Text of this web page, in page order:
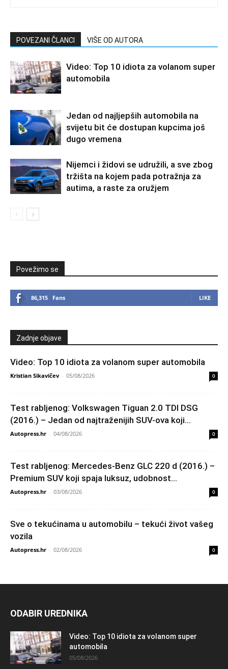
POVEZANI ČLANCI VIŠE OD AUTORA
Video: Top 10 idiota za volanom super
automobila
Jedan od najljepših automobila na
svijetu bit će dostupan kupcima još
dugo vremena
Nijemci i židovi se udružili, a sve zbog
tržišta na kojem pada potražnja za
autima, a raste za oružjem
Povežimo se
86,315 Fans LIKE
Zadnje objave
Video: Top 10 idiota za volanom super automobila
Kristian Sikavičev - 05/08/2026 0
Test rabljenog: Volkswagen Tiguan 2.0 TDI DSG
(2016.) – Jedan od najtraženijih SUV-ova koji...
Autopress.hr - 04/08/2026 0
Test rabljenog: Mercedes-Benz GLC 220 d (2016.) –
Premium SUV koji spaja luksuz, udobnost...
Autopress.hr - 03/08/2026 0
Sve o tekućinama u automobilu – tekući život vašeg
vozila
Autopress.hr - 02/08/2026 0
ODABIR UREDNIKA
Video: Top 10 idiota za volanom super
automobila
05/08/2026